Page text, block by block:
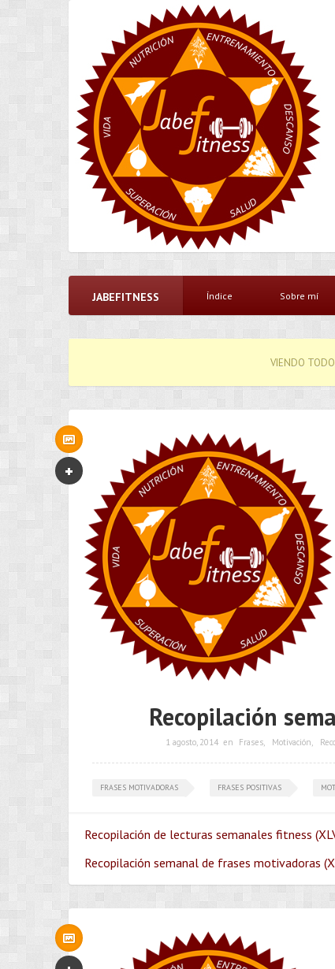
JABEFITNESS Índice Sobre mí
VIENDO
Recopilación
1 agosto, 2014 en Frases, Motivación,
FRASES MOTIVADORAS FRASES POSITIVAS
Recopilación de lecturas semanales fitness
Recopilación semanal de frases motivadoras